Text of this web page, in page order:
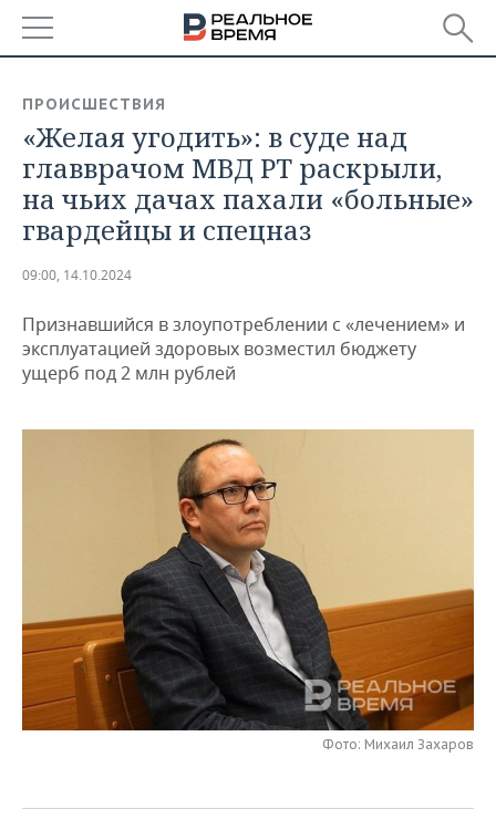
БАШКОРТОСТАН
ТАТАРСТАН
УДМУРТИЯ
НОВОСТИ
АНАЛИТИКА
НОВОСТИ АНАЛИТИКИ
ДЕКЛАРАЦИИ О ДОХОДАХ
КОРОЛИ ГОСЗАКАЗА ПФО
ВУЗЫ ТАТАРСТАНА
КОМУ ПРИНАДЛЕЖАТ
ТОРГОВЫЕ ЦЕНТРЫ
ЭКОНОМИКА
НОВОСТИ ЭКОНОМИКИ
ФИНАНСЫ
БАНКИ
БЮДЖЕТ
ПРОМЫШЛЕННОСТЬ
НОВОСТИ
ПРОМЫШЛЕННОСТИ
МАШИНОСТРОЕНИЕ
ЭНЕРГЕТИКА
НЕДВИЖИМОСТЬ
НОВОСТИ НЕДВИЖИМОСТИ
АВТО
НОВОСТИ АВТО
БИЗНЕС
НОВОСТИ БИЗНЕСА
РОЗНИЧНАЯ ТОРГОВЛЯ
ТРАНСПОРТ
УСЛУГИ
НОВОСТИ ТЕХНОЛОГИЙ
МЕДИА
ТЕЛЕКОММУНИКАЦИИ
НОВОСТИ МЕРОПРИЯТИЙ
ВЫЕЗДНАЯ РЕДАКЦИЯ
БИЗНЕС-БРАНЧИ
НОВОСТИ СПОРТА
ФУТБОЛ
ОБЩЕСТВО
НОВОСТИ ОБЩЕСТВА
ФОТОГАЛЕРЕЯ
ПРОИСШЕСТВИЯ
«Желая угодить»: в суде над
главврачом МВД РТ раскрыли,
на чьих дачах пахали «больные»
гвардейцы и спецназ
09:00, 14.10.2024
Признавшийся в злоупотреблении с «лечением» и
эксплуатацией здоровых возместил бюджету
ущерб под 2 млн рублей
Фото: Михаил Захаров